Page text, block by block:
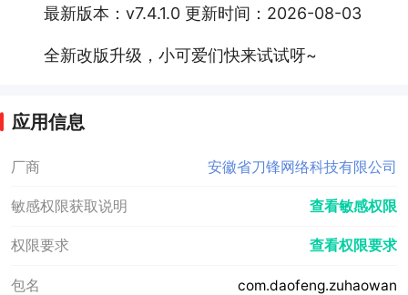
最新版本：v7.4.1.0 更新时间：2026-08-03
全新改版升级，小可爱们快来试试呀~
应用信息
厂商 安徽省刀锋网络科技有限公司
敏感权限获取说明 查看敏感权限
权限要求 查看权限要求
包名 com.daofeng.zuhaowan